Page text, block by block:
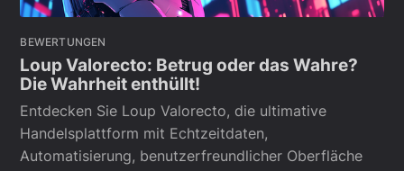
BEWERTUNGEN
Loup Valorecto: Betrug oder das Wahre?
Die Wahrheit enthüllt!
Entdecken Sie Loup Valorecto, die ultimative
Handelsplattform mit Echtzeitdaten,
Automatisierung, benutzerfreundlicher Oberfläche